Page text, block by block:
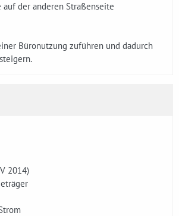
der anderen Straßenseite
Büronutzung zuführen und dadurch
2014)